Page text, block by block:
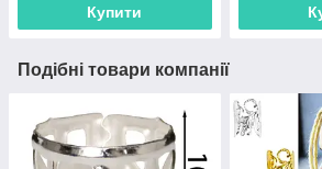
Купити
Подібні товари компанії